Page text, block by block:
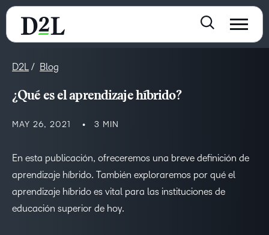
D2L Blog
¿Qué es el aprendizaje híbrido?
MAY 26, 2021 3 MIN
En esta publicación, ofreceremos una breve definición de
aprendizaje híbrido. También exploraremos por qué el
aprendizaje híbrido es vital para las instituciones de
educación superior de hoy.